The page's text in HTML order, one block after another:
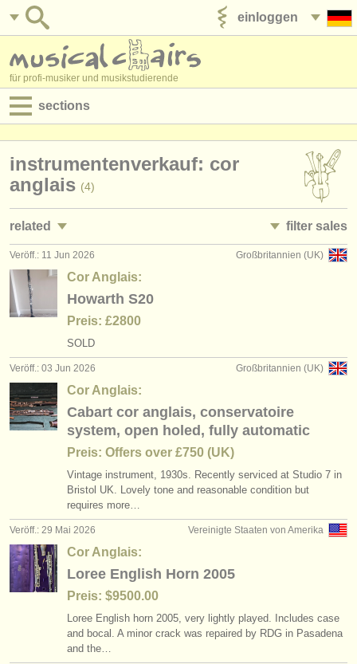
einloggen
für profi-musiker und musikstudierende
sections
jobs - aufführung
jobs - unterrichten
jobs - verwaltung
degree courses
kurse
musikwettbewerbe
instrumentenverkauf
gestohlene instrumente
verzeichnisse:
musikhochschulen
jugendorchester
musicalchairs:
über musicalchairs
kontakt
instrumentenverkauf: cor
anglais (4)
related filter sales
jobs - aufführung: oboe
jobs - unterrichten: oboe
degree courses: oboe
degree courses: baroque oboe
wettbewerb oboe (4)
kleinanzeigen oboe (19)
oboe verloren (87)
oboe family (19)
heckelphone (2)
baroque oboe
Großbritannien (UK)
Veröff.: 11 Jun 2026
Cor Anglais:
Howarth S20
Preis: £2800
SOLD
Großbritannien (UK)
Veröff.: 03 Jun 2026
Cor Anglais:
Cabart cor anglais, conservatoire
system, open holed, fully automatic
Preis: Offers over £750 (UK)
Vintage instrument, 1930s. Recently serviced at Studio 7 in
Bristol UK. Lovely tone and reasonable condition but
requires more…
Vereinigte Staaten von Amerika
Veröff.: 29 Mai 2026
Cor Anglais:
Loree English Horn 2005
Preis: $9500.00
Loree English horn 2005, very lightly played. Includes case
and bocal. A minor crack was repaired by RDG in Pasadena
and the…